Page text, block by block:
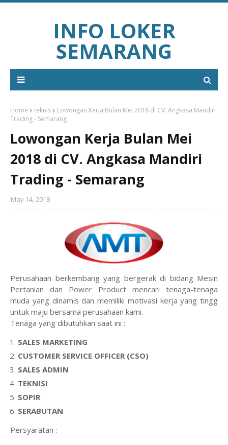
INFO LOKER
SEMARANG
Home teknis
Lowongan Kerja Bulan Mei 2018 di CV. Angkasa Mandiri
Trading - Semarang
Lowongan Kerja Bulan Mei
2018 di CV. Angkasa Mandiri
Trading - Semarang
May 14, 2018
Perusahaan berkembang yang bergerak di bidang Mesin
Pertanian dan Power Product mencari tenaga-tenaga
muda yang dinamis dan memiliki motivasi kerja yang tingg
untuk maju bersama perusahaan kami.
Tenaga yang dibutuhkan saat ini :
SALES MARKETING
CUSTOMER SERVICE OFFICER (CSO)
SALES ADMIN
TEKNISI
SOPIR
SERABUTAN
Persyaratan :